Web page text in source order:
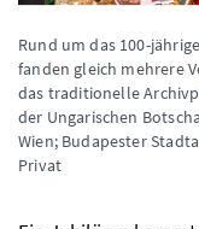
Rund um das 100-
fanden gleich mehrere
das traditionelle
der Ungarischen
Wien; Budapester
Privat